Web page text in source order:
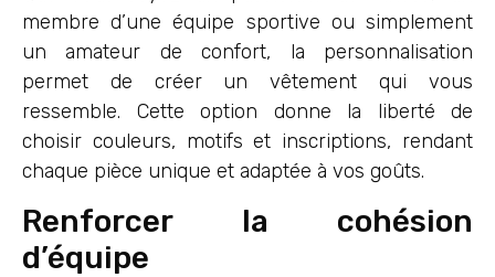
membre d’une équipe sportive ou simplement
un amateur de confort, la personnalisation
permet de créer un vêtement qui vous
ressemble. Cette option donne la liberté de
choisir couleurs, motifs et inscriptions, rendant
chaque pièce unique et adaptée à vos goûts.
Renforcer la cohésion
d’équipe